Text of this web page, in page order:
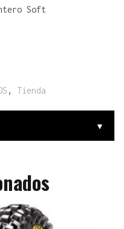
Soft
, Tienda
▼